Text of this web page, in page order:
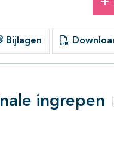
Bijlagen
ingrepen